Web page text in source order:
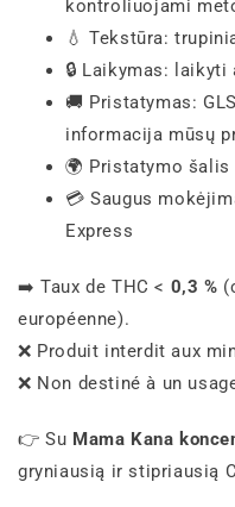
kontroliuojami
💧 Tekstūra:
🔒 Laikymas:
🚚 Pristatymas:
informacija mūsų
🌍 Pristatymo šalis
💳 Saugus
Express
➡️ Taux de THC < 0,3 %
européenne).
❌ Produit interdit aux
❌ Non destiné à un
👉 Su Mama Kana
gryniausią ir stipriausią